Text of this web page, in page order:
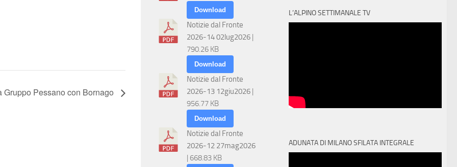
Gruppo Pessano con Bornago
L’ALPINO SETTIMANALE TV
ADUNATA DI MILANO SFILATA INTEGRALE
Download
Notizie dal Fronte
2026-14 02lug2026 |
790.26 KB
Download
Notizie dal Fronte
2026-13 12giu2026 |
956.77 KB
Download
Notizie dal Fronte
2026-12 27mag2026
| 668.83 KB